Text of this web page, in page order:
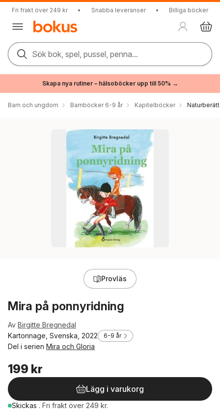
Fri frakt över 249 kr • Snabba leveranser • Billiga böcker
Sök bok, spel, pussel, penna...
Skapa nya rutiner – hälsoböcker upp till 50% →
Barn och ungdom Barnböcker 6-9 år Kapitelböcker
Provläs
Mira på ponnyridning
Av Birgitte Bregnedal
Kartonnage, Svenska, 2022
6-9 år
Del i serien Mira och Gloria
199 kr
Lägg i varukorg
Skickas . Fri frakt över 249 kr.